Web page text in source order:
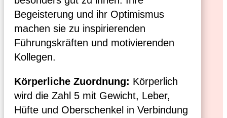
Begeisterung und ihr Optimismus
machen sie zu inspirierenden
Führungskräften und motivierenden
Kollegen.
Körperliche Zuordnung: Körperlich
wird die Zahl 5 mit Gewicht, Leber,
Hüfte und Oberschenkel in Verbindung